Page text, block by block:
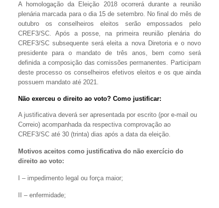
A homologação da Eleição 2018 ocorrerá durante a reunião
plenária marcada para o dia 15 de setembro. No final do mês de
outubro os conselheiros eleitos serão empossados pelo
CREF3/SC. Após a posse, na primeira reunião plenária do
CREF3/SC subsequente será eleita a nova Diretoria e o novo
presidente para o mandato de três anos, bem como será
definida a composição das comissões permanentes. Participam
deste processo os conselheiros efetivos eleitos e os que ainda
possuem mandato até 2021.
Não exerceu o direito ao voto? Como justificar:
A justificativa deverá ser apresentada por escrito (por e-mail ou
Correio) acompanhada da respectiva comprovação ao
CREF3/SC até 30 (trinta) dias após a data da eleição.
Motivos aceitos como justificativa do não exercício do
direito ao voto:
I – impedimento legal ou força maior;
II – enfermidade;